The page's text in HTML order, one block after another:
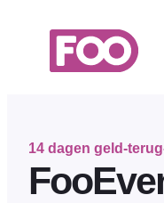
14 dagen geld-